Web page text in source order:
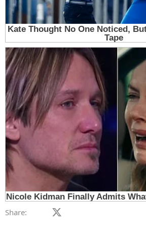
Share: Facebook